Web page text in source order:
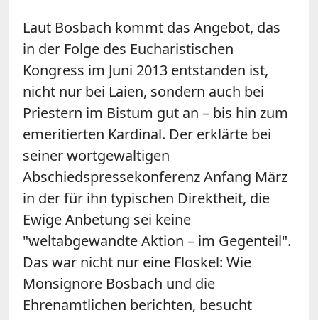
Laut Bosbach kommt das Angebot, das
in der Folge des Eucharistischen
Kongress im Juni 2013 entstanden ist,
nicht nur bei Laien, sondern auch bei
Priestern im Bistum gut an – bis hin zum
emeritierten Kardinal. Der erklärte bei
seiner wortgewaltigen
Abschiedspressekonferenz Anfang März
in der für ihn typischen Direktheit, die
Ewige Anbetung sei keine
"weltabgewandte Aktion – im Gegenteil".
Das war nicht nur eine Floskel: Wie
Monsignore Bosbach und die
Ehrenamtlichen berichten, besucht